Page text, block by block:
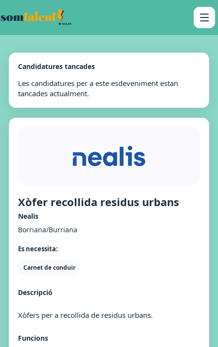
Candidatures tancades
Les candidatures per a este esdeveniment estan
tancades actualment.
Xòfer recollida residus urbans
Nealis
Borriana/Burriana
Es necessita:
Carnet de conduir
Descripció
Xòfers per a recollida de residus urbans.
Funcions